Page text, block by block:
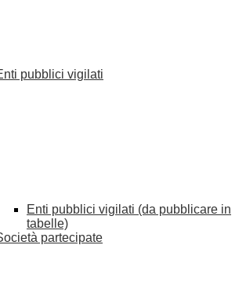
pubblici vigilati
Enti pubblici vigilati (da pubblicare in
tabelle)
partecipate